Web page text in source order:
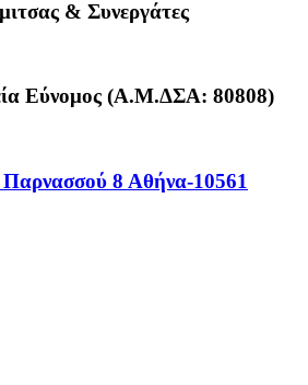
& Συνεργάτες
Εύνομος (Α.Μ.ΔΣΑ: 80808)
8 Αθήνα-10561